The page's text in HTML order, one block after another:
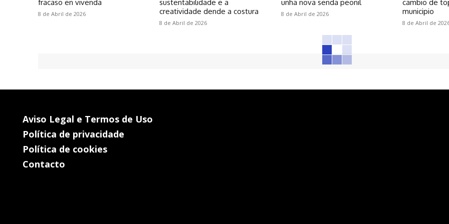
fracaso en vivenda
8 de Abril de 2026
sustentabilidade e a
creatividade dende a costura
8 de Abril de 2026
unha nova senda peonil
8 de Abril de 2026
cambio de
municipio
8 de Abril de
Aviso Legal e Termos de Uso
Política de privacidade
Política de cookies
Contacto